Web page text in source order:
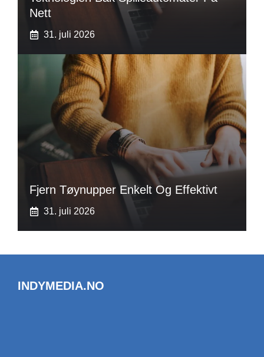
Nett
31. juli 2026
Fjern Tøynupper Enkelt Og Effektivt
31. juli 2026
INDYMEDIA.NO